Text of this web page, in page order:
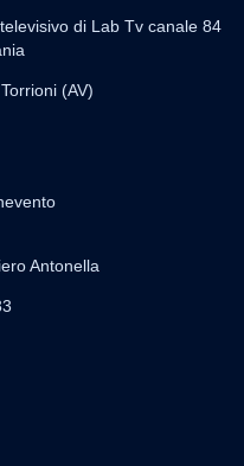
di Lab Tv canale 84
(AV)
Antonella